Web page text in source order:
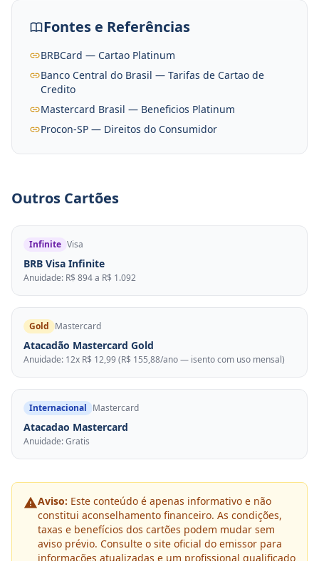
Fontes e Referências
BRBCard — Cartao Platinum
Banco Central do Brasil — Tarifas de Cartao de
Credito
Mastercard Brasil — Beneficios Platinum
Procon-SP — Direitos do Consumidor
Outros Cartões
Infinite Visa
BRB Visa Infinite
Anuidade: R$ 894 a R$ 1.092
Gold Mastercard
Atacadão Mastercard Gold
Anuidade: 12x R$ 12,99 (R$ 155,88/ano — isento com uso mensal)
Internacional Mastercard
Atacadao Mastercard
Anuidade: Gratis
Aviso: Este conteúdo é apenas informativo e não
constitui aconselhamento financeiro. As condições,
taxas e benefícios dos cartões podem mudar sem
aviso prévio. Consulte o site oficial do emissor para
informações atualizadas e um profissional qualificado